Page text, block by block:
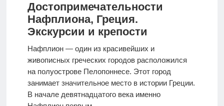
Достопримечательности
Нафплиона, Греция.
Экскурсии и крепости
Нафплион — один из красивейших и
живописных греческих городов расположился
на полуострове Пелопоннесе. Этот город
занимает значительное место в истории Греции.
В начале девятнадцатого века именно